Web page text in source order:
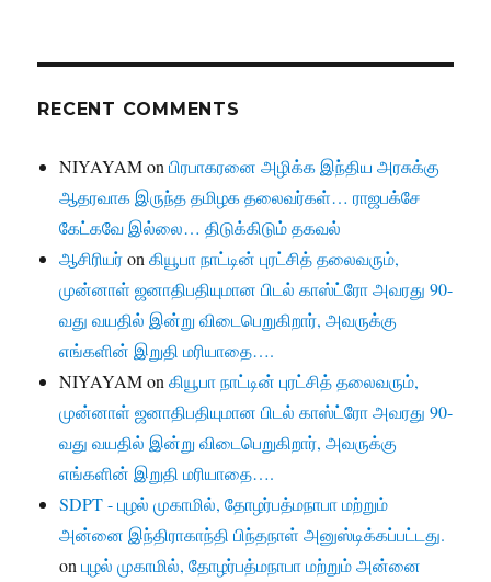
RECENT COMMENTS
NIYAYAMonபிரபாகரனை அழிக்க இந்திய அரசுக்கு
ஆதரவாக இருந்த தமிழக தலைவர்கள்… ராஜபக்சே
கேட்கவே இல்லை… திடுக்கிடும் தகவல்
ஆசிரியர்onகியூபா நாட்டின் புரட்சித் தலைவரும்,
முன்னாள் ஜனாதிபதியுமான பிடல் காஸ்ட்ரோ அவரது 90-
வது வயதில் இன்று விடைபெறுகிறார், அவருக்கு
எங்களின் இறுதி மரியாதை….
NIYAYAMonகியூபா நாட்டின் புரட்சித் தலைவரும்,
முன்னாள் ஜனாதிபதியுமான பிடல் காஸ்ட்ரோ அவரது 90-
வது வயதில் இன்று விடைபெறுகிறார், அவருக்கு
எங்களின் இறுதி மரியாதை….
SDPT - புழல் முகாமில், தோழர்பத்மநாபா மற்றும்
அன்னை இந்திராகாந்தி பிந்தநாள் அனுஸ்டிக்கப்பட்டது.
onபுழல் முகாமில், தோழர்பத்மநாபா மற்றும் அன்னை